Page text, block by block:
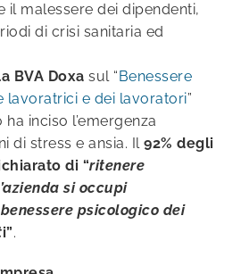
il malessere dei dipendenti,
di crisi sanitaria ed
BVA Doxasul “ Benessere
lavoratrici e dei lavoratori”
inciso l’emergenza
di stress e ansia. Il92% degli
di “ritenere
si occupi
psicologico dei
i”.